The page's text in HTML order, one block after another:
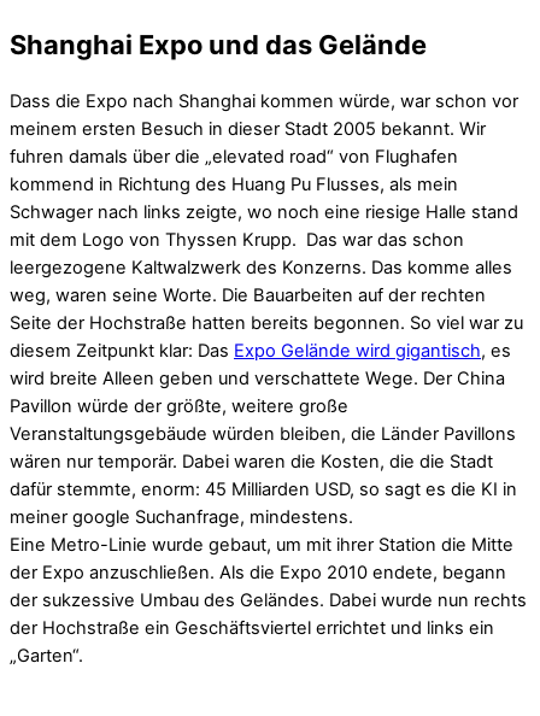
Shanghai Expo und das Gelände
Dass die Expo nach Shanghai kommen würde, war schon vor
meinem ersten Besuch in dieser Stadt 2005 bekannt. Wir
fuhren damals über die „elevated road“ von Flughafen
kommend in Richtung des Huang Pu Flusses, als mein
Schwager nach links zeigte, wo noch eine riesige Halle stand
mit dem Logo von Thyssen Krupp. Das war das schon
leergezogene Kaltwalzwerk des Konzerns. Das komme alles
weg, waren seine Worte. Die Bauarbeiten auf der rechten
Seite der Hochstraße hatten bereits begonnen. So viel war zu
diesem Zeitpunkt klar: Das Expo Gelände wird gigantisch, es
wird breite Alleen geben und verschattete Wege. Der China
Pavillon würde der größte, weitere große
Veranstaltungsgebäude würden bleiben, die Länder Pavillons
wären nur temporär. Dabei waren die Kosten, die die Stadt
dafür stemmte, enorm: 45 Milliarden USD, so sagt es die KI in
meiner google Suchanfrage, mindestens.
Eine Metro-Linie wurde gebaut, um mit ihrer Station die Mitte
der Expo anzuschließen. Als die Expo 2010 endete, begann
der sukzessive Umbau des Geländes. Dabei wurde nun rechts
der Hochstraße ein Geschäftsviertel errichtet und links ein
„Garten“.